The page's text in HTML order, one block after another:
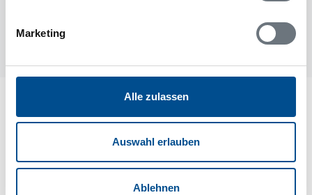
Marketing
Alle zulassen
Auswahl erlauben
Ablehnen
dnc43954